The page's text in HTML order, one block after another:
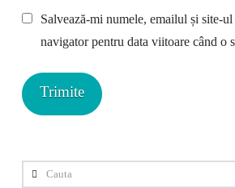
Salvează-mi numele, emailul și site-
navigator pentru data viitoare când o
Cauta